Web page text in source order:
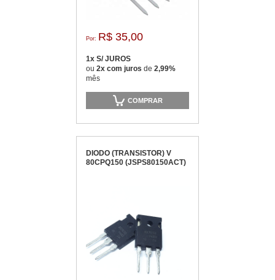
Por: R$ 35,00
1x S/ JUROS
ou 2x com juros de 2,99%
mês
COMPRAR
DIODO (TRANSISTOR) V
80CPQ150 (JSPS80150ACT)